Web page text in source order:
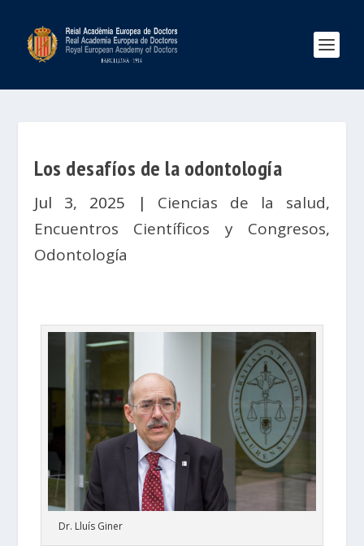
Los desafíos de la odontología
Jul 3, 2025 | Ciencias de la salud,
Encuentros Científicos y Congresos,
Odontología
Dr. Lluís Giner